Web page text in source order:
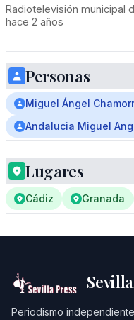
Radiotelevisión municipal
hace 2 años
Personas
Miguel Ángel
Andalucia Miguel
Lugares
Cádiz Granada
Periodismo